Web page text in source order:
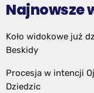
Najnowsze
Koło widokowe już
Beskidy
Procesja w intencji
Dziedzic